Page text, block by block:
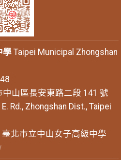
學Taipei Municipal Zhongshan
山區長安東路二段 141 號
Rd., Zhongshan Dist., Taipei
臺北市立中山女子高級中學